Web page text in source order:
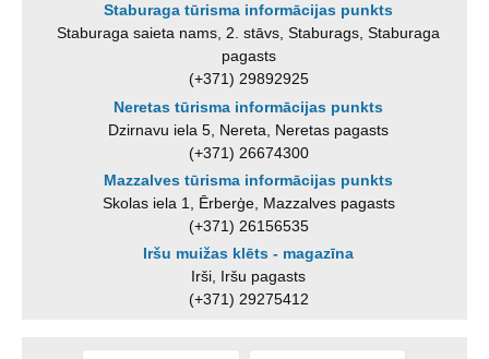
Staburaga tūrisma informācijas punkts
Staburaga saieta nams, 2. stāvs, Staburags, Staburaga
pagasts
(+371) 29892925
Neretas tūrisma informācijas punkts
Dzirnavu iela 5, Nereta, Neretas pagasts
(+371) 26674300
Mazzalves tūrisma informācijas punkts
Skolas iela 1, Ērberģe, Mazzalves pagasts
(+371) 26156535
Iršu muižas klēts - magazīna
Irši, Iršu pagasts
(+371) 29275412